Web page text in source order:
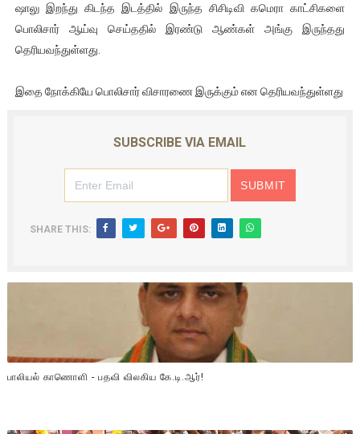
ஷாலு இறந்து கிடந்த இடத்தில் இருந்த சிசிடிவி கமெரா காட்சிகளை
பொலிசார் ஆய்வு செய்ததில் இரண்டு ஆண்கள் அங்கு இருந்தது
தெரியவந்துள்ளது.
இதை நோக்கியே பொலிசார் விசாரணை இருக்கும் என தெரியவந்துள்ளது
SUBSCRIBE VIA EMAIL
SHARE THIS:
பாலியல் காணொளி - பதவி விலகிய கே.டி.ஆர்!